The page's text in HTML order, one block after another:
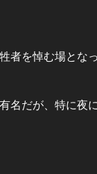
者を悼む場となっ
名だが、特に夜